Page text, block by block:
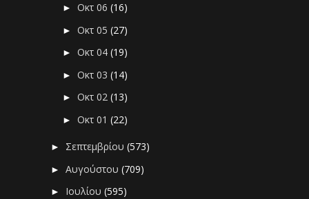
►Οκτ 06(16)
►Οκτ 05(27)
►Οκτ 04(19)
►Οκτ 03(14)
►Οκτ 02(13)
►Οκτ 01(22)
► Σεπτεμβρίου(573)
►Αυγούστου(709)
► Ιουλίου(595)